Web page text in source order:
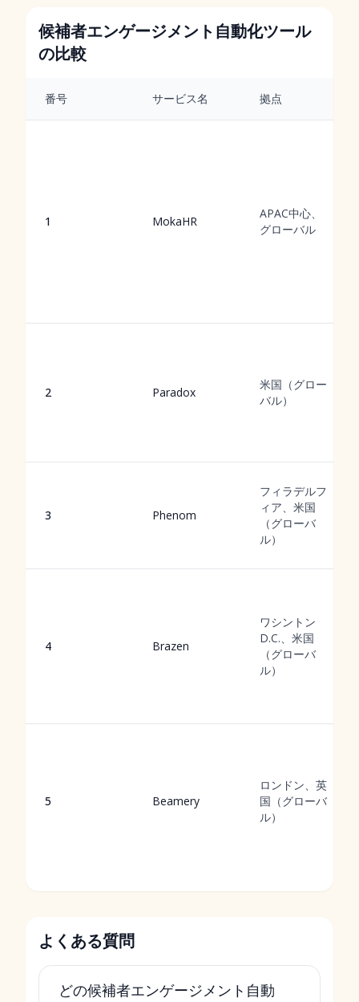
候補者エンゲージメント自動化ツール
の比較
番号 サービス名 拠点
1 MokaHR
APAC中心、
グローバル
2 Paradox
米国（グロー
バル）
3 Phenom
フィラデルフ
ィア、米国
（グローバ
ル）
4 Brazen
ワシントン
D.C.、米国
（グローバ
ル）
5 Beamery
ロンドン、英
国（グローバ
ル）
よくある質問
どの候補者エンゲージメント自動